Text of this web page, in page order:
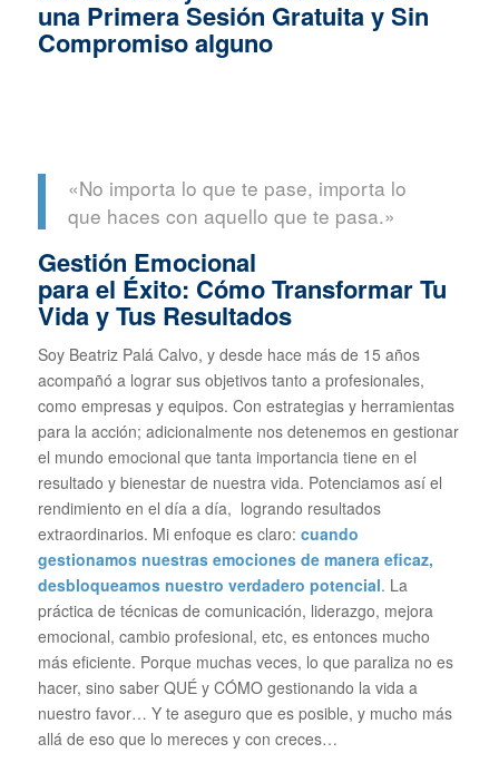
una Primera Sesión Gratuita y Sin
Compromiso alguno
«No importa lo que te pase, importa lo
que haces con aquello que te pasa.»
Gestión Emocional
para el Éxito: Cómo Transformar Tu
Vida y Tus Resultados
Soy Beatriz Palá Calvo, y desde hace más de 15 años
acompañó a lograr sus objetivos tanto a profesionales,
como empresas y equipos. Con estrategias y herramientas
para la acción; adicionalmente nos detenemos en gestionar
el mundo emocional que tanta importancia tiene en el
resultado y bienestar de nuestra vida. Potenciamos así el
rendimiento en el día a día, logrando resultados
extraordinarios. Mi enfoque es claro: cuando
gestionamos nuestras emociones de manera eficaz,
desbloqueamos nuestro verdadero potencial. La
práctica de técnicas de comunicación, liderazgo, mejora
emocional, cambio profesional, etc, es entonces mucho
más eficiente. Porque muchas veces, lo que paraliza no es
hacer, sino saber QUÉ y CÓMO gestionando la vida a
nuestro favor… Y te aseguro que es posible, y mucho más
allá de eso que lo mereces y con creces…